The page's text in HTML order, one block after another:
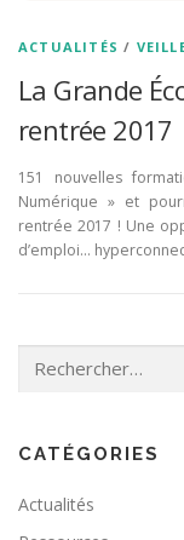
ACTUALITÉS /
La Grande
rentrée 2017
151 nouvelles
Numérique » et
rentrée 2017 ! Une
d’emploi…
CATÉGORIES
Actualités